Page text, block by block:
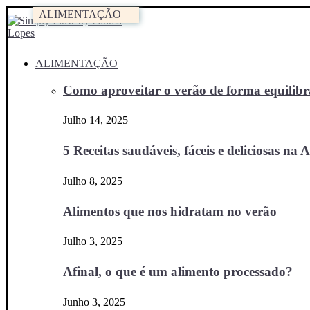
ALIMENTAÇÃO
Como aproveitar o verão de forma
Julho 14, 2025
5 Receitas saudáveis, fáceis e deliciosas na
Julho 8, 2025
Alimentos que nos hidratam no verão
Julho 3, 2025
Afinal, o que é um alimento processado?
Junho 3, 2025
ALIMENTAÇÃO